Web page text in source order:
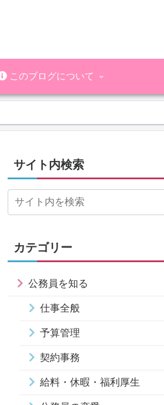
このブログについて
サイト内検索
カテゴリー
公務員を知る
仕事全般
予算管理
契約事務
給料・休暇・福利厚生